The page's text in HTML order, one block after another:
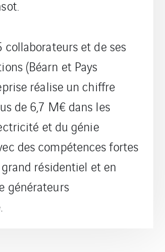
collaborateurs et de ses
(Béarn et Pays
réalise un chiffre
de 6,7 M€ dans les
et du génie
des compétences fortes
résidentiel et en
générateurs